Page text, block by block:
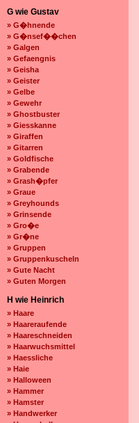
G wie Gustav
» G�hnende
» G�nsef��chen
» Galgen
» Gefaengnis
» Geisha
» Geister
» Gelbe
» Gewehr
» Ghostbuster
» Giesskanne
» Giraffen
» Gitarren
» Goldfische
» Grabende
» Grash�pfer
» Graue
» Greyhounds
» Grinsende
» Gro�e
» Gr�ne
» Gruppen
» Gruppenkuscheln
» Gute Nacht
» Guten Morgen
H wie Heinrich
» Haare
» Haareraufende
» Haareschneiden
» Haarwuchsmittel
» Haessliche
» Haie
» Halloween
» Hammer
» Hamster
» Handwerker